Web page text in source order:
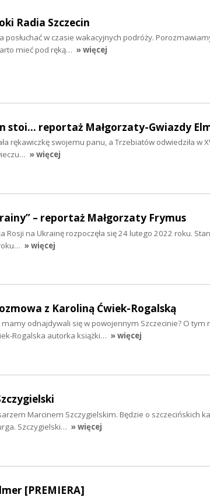
Radia Szczecin
posłuchać w czasie wakacyjnych podróży.
mieć pod ręką… » więcej
stoi... reportaż Małgorzaty-Gwiazdy
rękawiczkę swojemu panu, a Trzebiatów odwiedziła w
» więcej
– reportaż Małgorzaty Frymus
Rosji na Ukrainę rozpoczęła się 24 lutego 2022 roku.
» więcej
z Karoliną Ćwiek-Rogalską
odnajdywali się w powojennym Szczecinie? O tym
Rogalska autorka książki… » więcej
Marcinem Szczygielskim. Będzie o szczecińskich
Szczygielski… » więcej
[PREMIERA]